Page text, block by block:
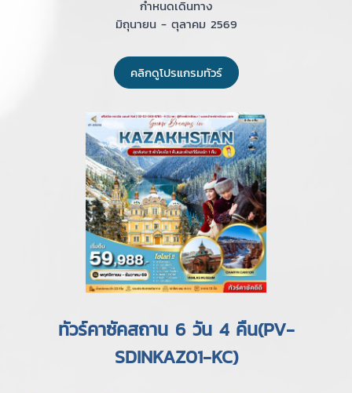
กำหนดเดินทาง
มิถุนายน - ตุลาคม 2569
คลิกดูโปรแกรมทัวร์
ทัวร์คาซัคสถาน 6 วัน 4 คืน(PV-
SDINKAZ01-KC)